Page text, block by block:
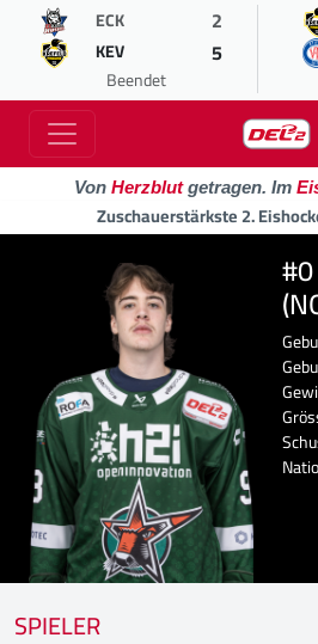
ECK 2
KEV 5
Beendet
Von Herzblutgetragen. Im
Zuschauerstärkste 2.
SPIELER